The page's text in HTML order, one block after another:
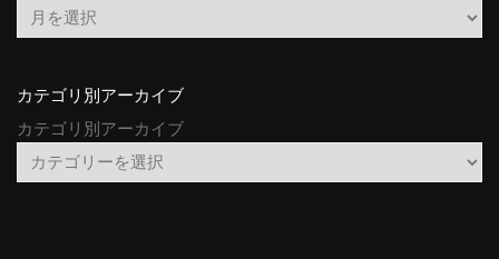
カテゴリ別アーカイブ
カテゴリ別アーカイブ